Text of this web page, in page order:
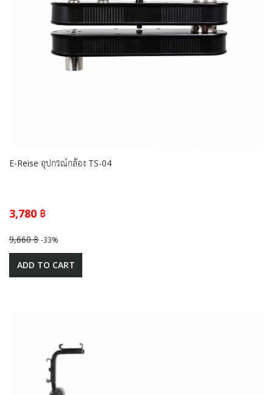
E-Reise อุปกรณ์กล้อง TS-04
3,780 ฿
9,660 ฿-33%
ADD TO CART